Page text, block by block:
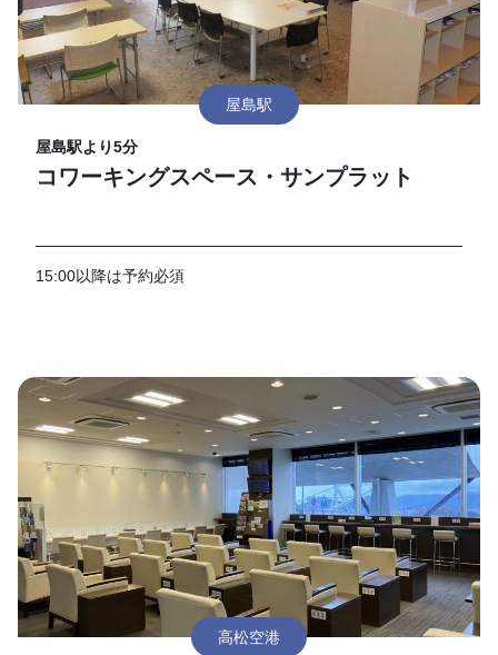
屋島駅
屋島駅より5分
コワーキングスペース・サンプラット
15:00以降は予約必須
高松空港